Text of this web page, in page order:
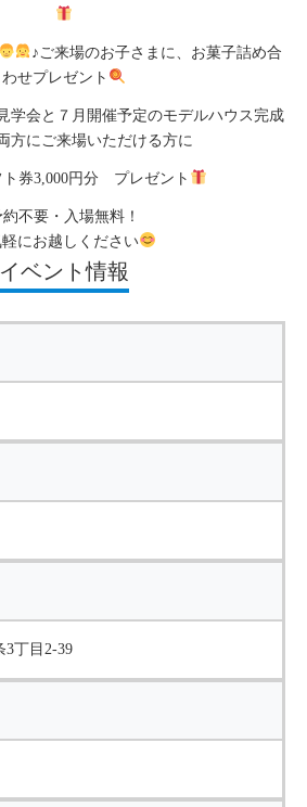
♪ご来場のお子さまに、お菓子詰め合
わせプレゼント
学会と７月開催予定のモデルハウス完成
方にご来場いただける方に
ト券3,000円分 プレゼント
約不要・入場無料！
軽にお越しください
イベント情報
3丁目2-39